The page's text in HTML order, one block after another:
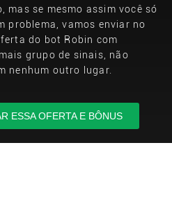
mas se mesmo assim você só
problema, vamos enviar no
do bot Robin com
grupo de sinais, não
nenhum outro lugar.
ESSA OFERTA E BÔNUS